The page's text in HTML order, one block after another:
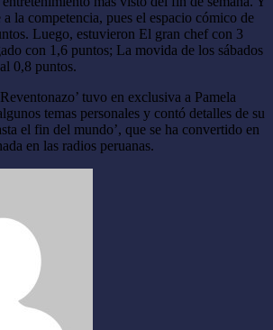
la competencia, pues el espacio cómico de
Luego, estuvieron El gran chef con 3
con 1,6 puntos; La movida de los sábados
0,8 puntos.
tuvo en exclusiva a Pamela
temas personales y contó detalles de su
el fin del mundo’, que se ha convertido en
en las radios peruanas.